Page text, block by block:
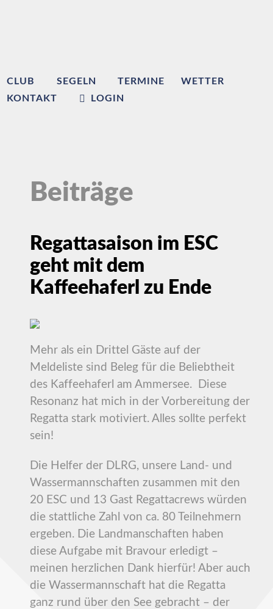
CLUB SEGELN TERMINE
WETTER
KONTAKT
LOGIN
Beiträge
Regattasaison im ESC
geht mit dem
Kaffeehaferl zu Ende
Mehr als ein Drittel Gäste auf der
Meldeliste sind Beleg für die Beliebtheit
des Kaffeehaferl am Ammersee. Diese
Resonanz hat mich in der Vorbereitung der
Regatta stark motiviert. Alles sollte perfekt
sein!
Die Helfer der DLRG, unsere Land- und
Wassermannschaften zusammen mit den
20 ESC und 13 Gast Regattacrews würden
die stattliche Zahl von ca. 80 Teilnehmern
ergeben. Die Landmanschaften haben
diese Aufgabe mit Bravour erledigt –
meinen herzlichen Dank hierfür! Aber auch
die Wassermannschaft hat die Regatta
ganz rund über den See gebracht – der